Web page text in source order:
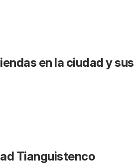
en la ciudad y sus
Tianguistenco